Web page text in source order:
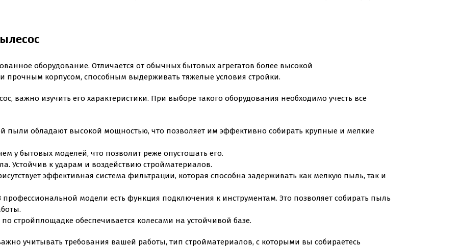
оборудование. Отличается от обычных бытовых агрегатов более высокой
прочным корпусом, способным выдерживать тяжелые условия стройки.
важно изучить его характеристики. При выборе такого оборудования необходимо учесть все
пыли обладают высокой мощностью, что позволяет им эффективно собирать крупные и мелкие
у бытовых моделей, что позволит реже опустошать его.
Устойчив к ударам и воздействию стройматериалов.
эффективная система фильтрации, которая способна задерживать как мелкую пыль, так и
профессиональной модели есть функция подключения к инструментам. Это позволяет собирать пыль
стройплощадке обеспечивается колесами на устойчивой базе.
учитывать требования вашей работы, тип стройматериалов, с которыми вы собираетесь